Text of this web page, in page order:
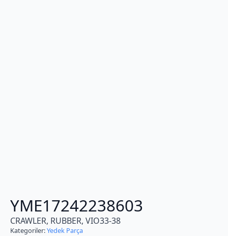
YME17242238603
CRAWLER, RUBBER, VIO33-38
Kategoriler:Yedek Parça